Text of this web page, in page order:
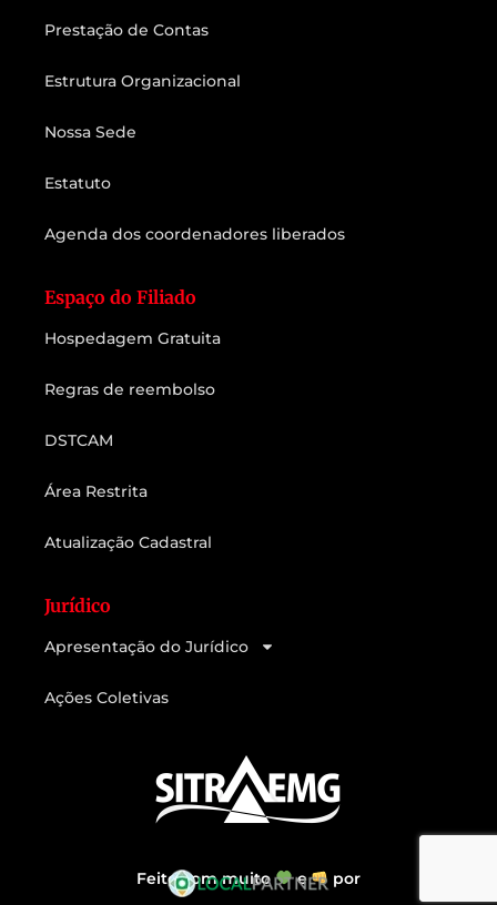
Prestação de Contas
Estrutura Organizacional
Nossa Sede
Estatuto
Agenda dos coordenadores liberados
Espaço do Filiado
Hospedagem Gratuita
Regras de reembolso
DSTCAM
Área Restrita
Atualização Cadastral
Jurídico
Apresentação do Jurídico
Ações Coletivas
Feito com muito e por